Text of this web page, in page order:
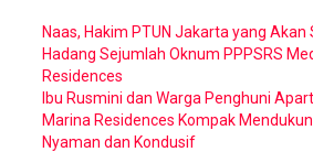
Naas, Hakim PTUN Jakarta yang Akan
Hadang Sejumlah Oknum PPPSRS
Residences
Ibu Rusmini dan Warga Penghuni
Marina Residences Kompak
Nyaman dan Kondusif